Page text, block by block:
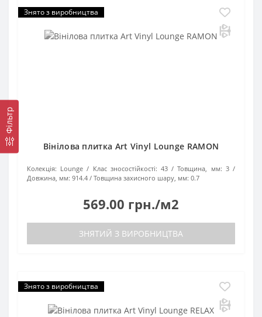
Фільтр
Знято з виробництва
Вінілова плитка Art Vinyl Lounge RAMON
Колекція: Lounge Клас зносостійкості: 43 Товщина, мм: 3
Довжина, мм: 914.4 Товщина захисного шару, мм: 0.7
569.00 грн./м2
ЗНЯТИЙ З ВИРОБНИЦТВА
Знято з виробництва